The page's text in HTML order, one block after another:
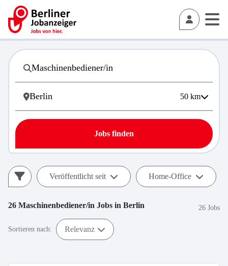
50 km
Jobs finden
Veröffentlicht seit Home-Office
26 Maschinenbediener/in Jobs in Berlin 26 Jobs
Sortieren nach: Relevanz